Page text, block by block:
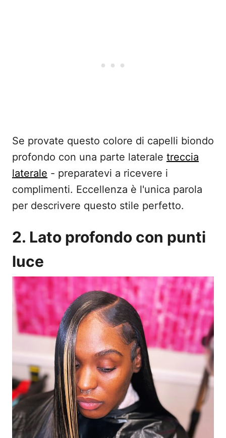
Se provate questo colore di capelli biondo
profondo con una parte laterale treccia
laterale - preparatevi a ricevere i
complimenti. Eccellenza è l'unica parola
per descrivere questo stile perfetto.
2. Lato profondo con punti
luce